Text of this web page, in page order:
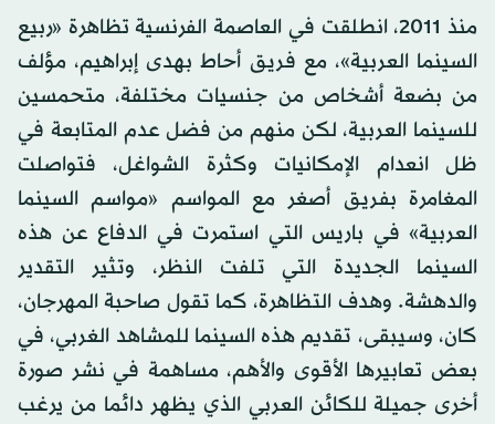
منذ 2011، انطلقت في العاصمة الفرنسية تظاهرة «ربيع
السينما العربية»، مع فريق أحاط بهدى إبراهيم، مؤلف
من بضعة أشخاص من جنسيات مختلفة، متحمسين
للسينما العربية، لكن منهم من فضل عدم المتابعة في
ظل انعدام الإمكانيات وكثرة الشواغل، فتواصلت
المغامرة بفريق أصغر مع المواسم «مواسم السينما
العربية» في باريس التي استمرت في الدفاع عن هذه
السينما الجديدة التي تلفت النظر، وتثير التقدير
والدهشة. وهدف التظاهرة، كما تقول صاحبة المهرجان،
كان، وسيبقى، تقديم هذه السينما للمشاهد الغربي، في
بعض تعابيرها الأقوى والأهم، مساهمة في نشر صورة
أخرى جميلة للكائن العربي الذي يظهر دائما من يرغب